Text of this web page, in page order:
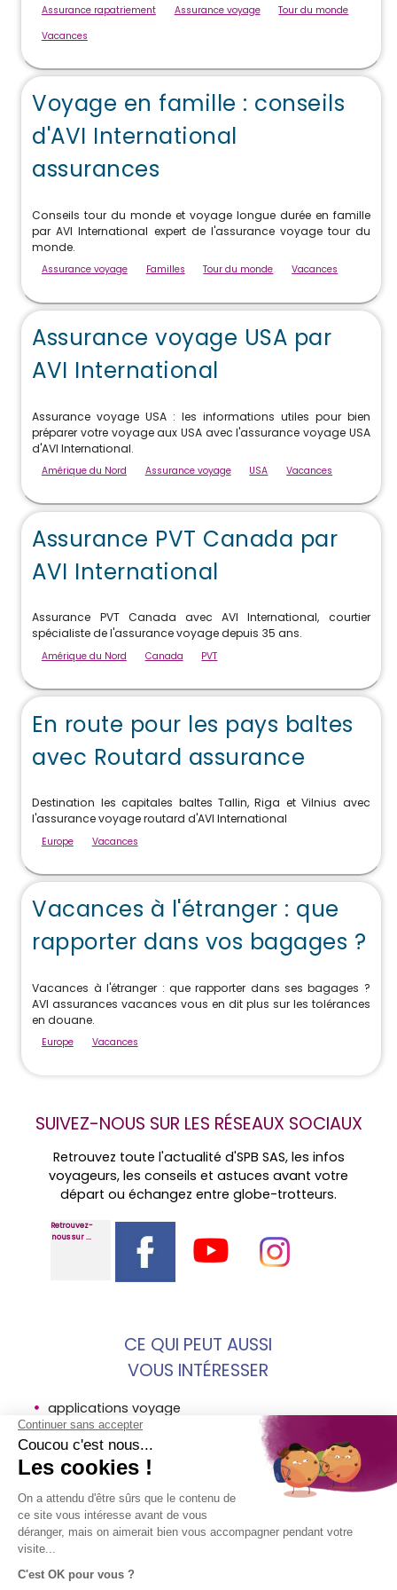
Assurance rapatriement Assurance voyage
Tour du monde
Vacances
Voyage en famille : conseils
d'AVI International
assurances
Conseils tour du monde et voyage longue durée en famille
par AVI International expert de l'assurance voyage tour du
monde.
Assurance voyage Familles Tour du monde Vacances
Assurance voyage USA par
AVI International
Assurance voyage USA : les informations utiles pour bien
préparer votre voyage aux USA avec l'assurance voyage USA
d'AVI International.
Amérique du Nord Assurance voyage USA Vacances
Assurance PVT Canada par
AVI International
Assurance PVT Canada avec AVI International, courtier
spécialiste de l'assurance voyage depuis 35 ans.
Amérique du Nord Canada PVT
En route pour les pays baltes
avec Routard assurance
Destination les capitales baltes Tallin, Riga et Vilnius avec
l'assurance voyage routard d'AVI International
Europe Vacances
Vacances à l'étranger : que
rapporter dans vos bagages ?
Vacances à l'étranger : que rapporter dans ses bagages ?
AVI assurances vacances vous en dit plus sur les tolérances
en douane.
Europe Vacances
SUIVEZ-NOUS SUR LES RÉSEAUX SOCIAUX
Retrouvez toute l'actualité d'SPB SAS, les infos
voyageurs, les conseils et astuces avant votre
départ ou échangez entre globe-trotteurs.
Retrouvez-
nous sur ...
CE QUI PEUT AUSSI
VOUS INTÉRESSER
applications voyage
communiquer en voyage
faq assurance voyage
MENTIONSSOCIÉTÉ
AVI
ACCÈS
SUIVEZ-